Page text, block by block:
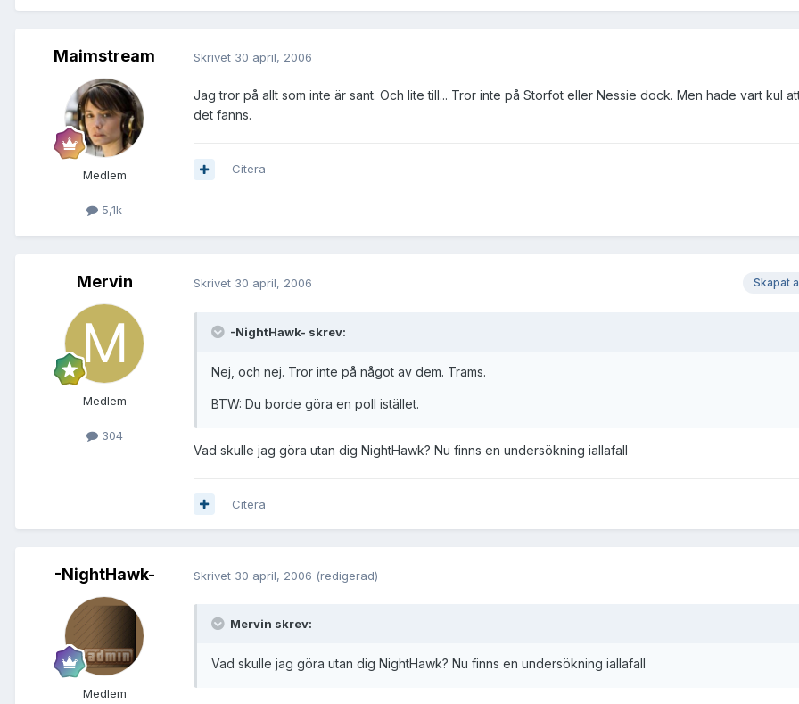
Maimstream
Medlem
5,1k
Skrivet 30 april, 2006
Jag tror på allt som inte är sant. Och lite till... Tror inte på Storfot eller Nessie dock. Men hade vart kul
det fanns.
Citera
Mervin
Medlem
304
Skapat
Skrivet 30 april, 2006
-NightHawk- skrev:
Nej, och nej. Tror inte på något av dem. Trams.
BTW: Du borde göra en poll istället.
Vad skulle jag göra utan dig NightHawk? Nu finns en undersökning iallafall
Citera
-NightHawk-
Medlem
Skrivet 30 april, 2006 (redigerad)
Mervin skrev:
Vad skulle jag göra utan dig NightHawk? Nu finns en undersökning iallafall